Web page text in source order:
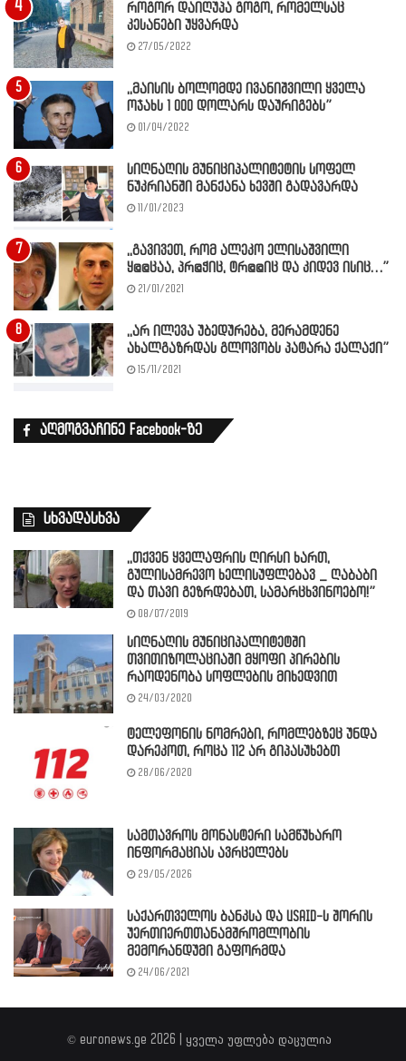
როგორ დაიღუპა გოგო, რომელსაც
კესანები უყვარდა
27/05/2022
,,მაისის ბოლომდე ივანიშვილი ყველა
ოჯახს 1 000 დოლარს დაურიგებს”
01/04/2022
სიღნაღის მუნიციპალიტეტის სოფელ
ნუკრიანში მანქანა ხევში გადავარდა
11/01/2023
,,გავივეთ, რომ ალეკო ელისაშვილი
ყ@@ცაა, პრ@ჭიც, ტრ@@იც და კიდევ ისიც…”
21/01/2021
,,არ ილევა უბედურება, მერამდენე
ახალგაზრდას გლოვობს პატარა ქალაქი”
15/11/2021
აღმოგვაჩინე Facebook-ზე
სხვადასხვა
,,თქვენ ყველაფრის ღირსი ხართ,
გულისამრევო ხელისუფლებავ _ ღაბაბი
და თავი გეზრდებათ, სამარცხვინოებო!”
08/07/2019
სიღნაღის მუნიციპალიტეტში
თვითიზოლაციაში მყოფი პირების
რაოდენობა სოფლების მიხედვით
24/03/2020
ტელეფონის ნომრები, რომლებზეც უნდა
დარეკოთ, როცა 112 არ გიპასუხებთ
28/06/2020
სამთავროს მონასტერი სამწუხარო
ინფორმაციას ავრცელებს
29/05/2026
საქართველოს ბანკსა და USAID-ს შორის
უერთიერთთანამშრომლობის
მემორანდუმი გაფორმდა
24/06/2021
© euronews.ge 2026 | ყველა უფლება დაცულია